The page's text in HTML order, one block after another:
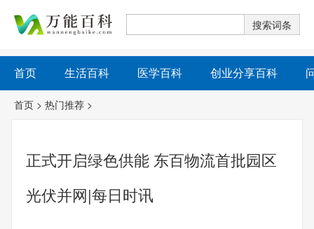
首页 生活百科 医学百科 创业分享百科
首页 > 热门推荐 >
正式开启绿色供能 东百物流首批园区
光伏并网|每日时讯